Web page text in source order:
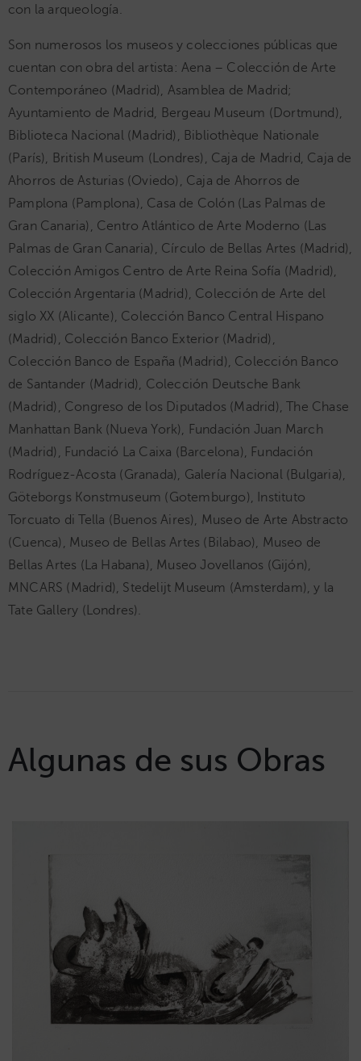
con la arqueología.
Son numerosos los museos y colecciones públicas que
cuentan con obra del artista: Aena – Colección de Arte
Contemporáneo (Madrid), Asamblea de Madrid;
Ayuntamiento de Madrid, Bergeau Museum (Dortmund),
Biblioteca Nacional (Madrid), Bibliothèque Nationale
(París), British Museum (Londres), Caja de Madrid, Caja de
Ahorros de Asturias (Oviedo), Caja de Ahorros de
Pamplona (Pamplona), Casa de Colón (Las Palmas de
Gran Canaria), Centro Atlántico de Arte Moderno (Las
Palmas de Gran Canaria), Círculo de Bellas Artes (Madrid),
Colección Amigos Centro de Arte Reina Sofía (Madrid),
Colección Argentaria (Madrid), Colección de Arte del
siglo XX (Alicante), Colección Banco Central Hispano
(Madrid), Colección Banco Exterior (Madrid),
Colección Banco de España (Madrid), Colección Banco
de Santander (Madrid), Colección Deutsche Bank
(Madrid), Congreso de los Diputados (Madrid), The Chase
Manhattan Bank (Nueva York), Fundación Juan March
(Madrid), Fundació La Caixa (Barcelona), Fundación
Rodríguez-Acosta (Granada), Galería Nacional (Bulgaria),
Göteborgs Konstmuseum (Gotemburgo), Instituto
Torcuato di Tella (Buenos Aires), Museo de Arte Abstracto
(Cuenca), Museo de Bellas Artes (Bilabao), Museo de
Bellas Artes (La Habana), Museo Jovellanos (Gijón),
MNCARS (Madrid), Stedelijt Museum (Amsterdam), y la
Tate Gallery (Londres).
Algunas de sus Obras